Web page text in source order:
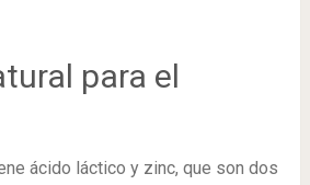
para el
ácido láctico y zinc, que son dos